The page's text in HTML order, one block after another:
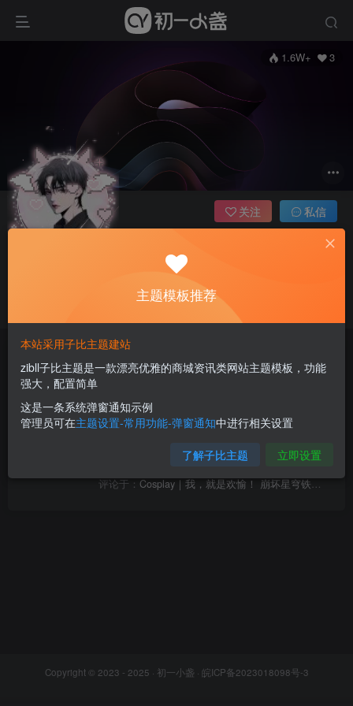
1.6W+ 3
管理员 超级版主
关注 私信
文章16 收藏0 评论2 版块1 帖子0 粉丝 3
3个月前 水帖美如花，养护靠大家！
评论于：COS英梨梨24P_孟程程 – 美图作品图片欣赏
谢谢你的分享，我从中学到了很多！
评论于： Cosplay｜我，就是欢愉！ 崩坏星穹铁道 花火@-羊大真人-
Copyright © 2023 - 2025 · 初一小盏 · 皖ICP备2023018098号-3
主题模板推荐
本站采用子比主题建站
zibll子比主题是一款漂亮优雅的商城资讯类网站主题模板，功能
强大，配置简单
这是一条系统弹窗通知示例
管理员可在主题设置-常用功能-弹窗通知中进行相关设置
了解子比主题 立即设置